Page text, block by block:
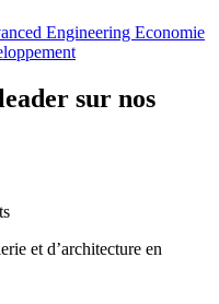
Engineering Economie
sur nos
et d’architecture en